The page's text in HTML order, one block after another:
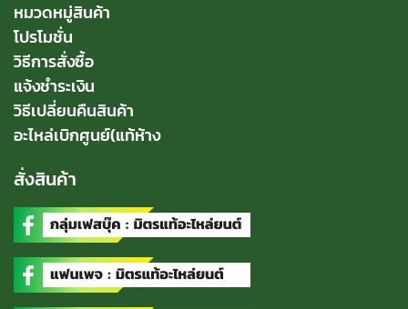
หมวดหมู่สินค้า
โปรโมชั่น
วิธีการสั่งซื้อ
แจ้งชำระเงิน
วิธีเปลี่ยนคืนสินค้า
อะไหล่เบิกศูนย์(แท้ห้าง
สั่งสินค้า